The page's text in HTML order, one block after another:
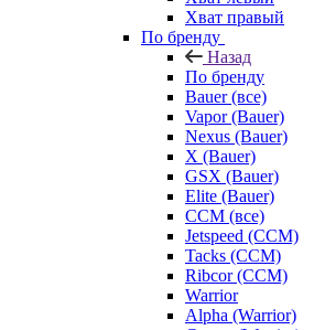
Хват правый
По бренду
Назад
По бренду
Bauer (все)
Vapor (Bauer)
Nexus (Bauer)
X (Bauer)
GSX (Bauer)
Elite (Bauer)
CCM (все)
Jetspeed (CCM)
Tacks (CCM)
Ribcor (CCM)
Warrior
Alpha (Warrior)